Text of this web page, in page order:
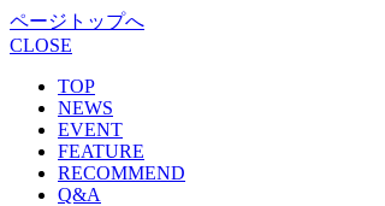
ページトップへ
CLOSE
TOP
NEWS
EVENT
FEATURE
RECOMMEND
Q&A